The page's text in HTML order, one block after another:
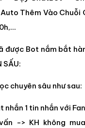
Thêm Vào Chuỗi
được Bot nắm bắt
SẤU:
chuyên sâu như sau:
nhắn 1 tin nhắn với
-> KH không